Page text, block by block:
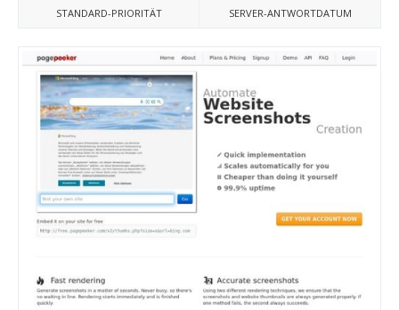
STANDARD-PRIORITÄT SERVER-ANTWORTDATUM